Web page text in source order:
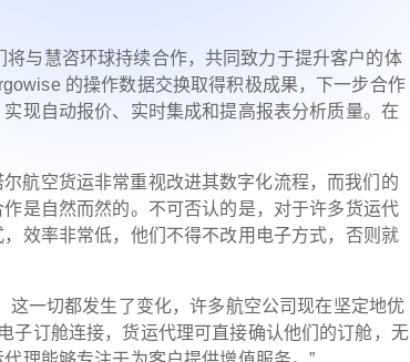
与慧咨环球持续合作，共同致力于提升客户的体
的操作数据交换取得积极成果，下一步合作
现自动报价、实时集成和提高报表分析质量。在
航空货运非常重视改进其数字化流程，而我们的
是自然而然的。不可否认的是，对于许多货运代
效率非常低，他们不得不改用电子方式，否则就
一切都发生了变化，许多航空公司现在坚定地优
子订舱连接，货运代理可直接确认他们的订舱，无